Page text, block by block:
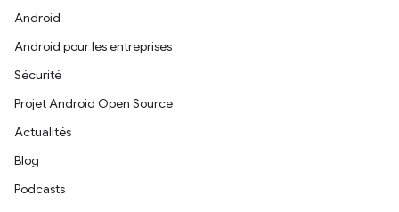
Android
Android pour les entreprises
Sécurité
Projet Android Open Source
Actualités
Blog
Podcasts